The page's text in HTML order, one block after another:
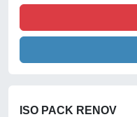
ISO PACK RENOV